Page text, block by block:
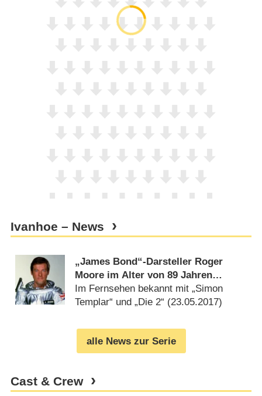
Ivanhoe – News
„James Bond“-Darsteller Roger
Moore im Alter von 89 Jahren
verstorben
Im Fernsehen bekannt mit „Simon
Templar“ und „Die 2“ (23.05.2017)
alle News zur Serie
Cast & Crew